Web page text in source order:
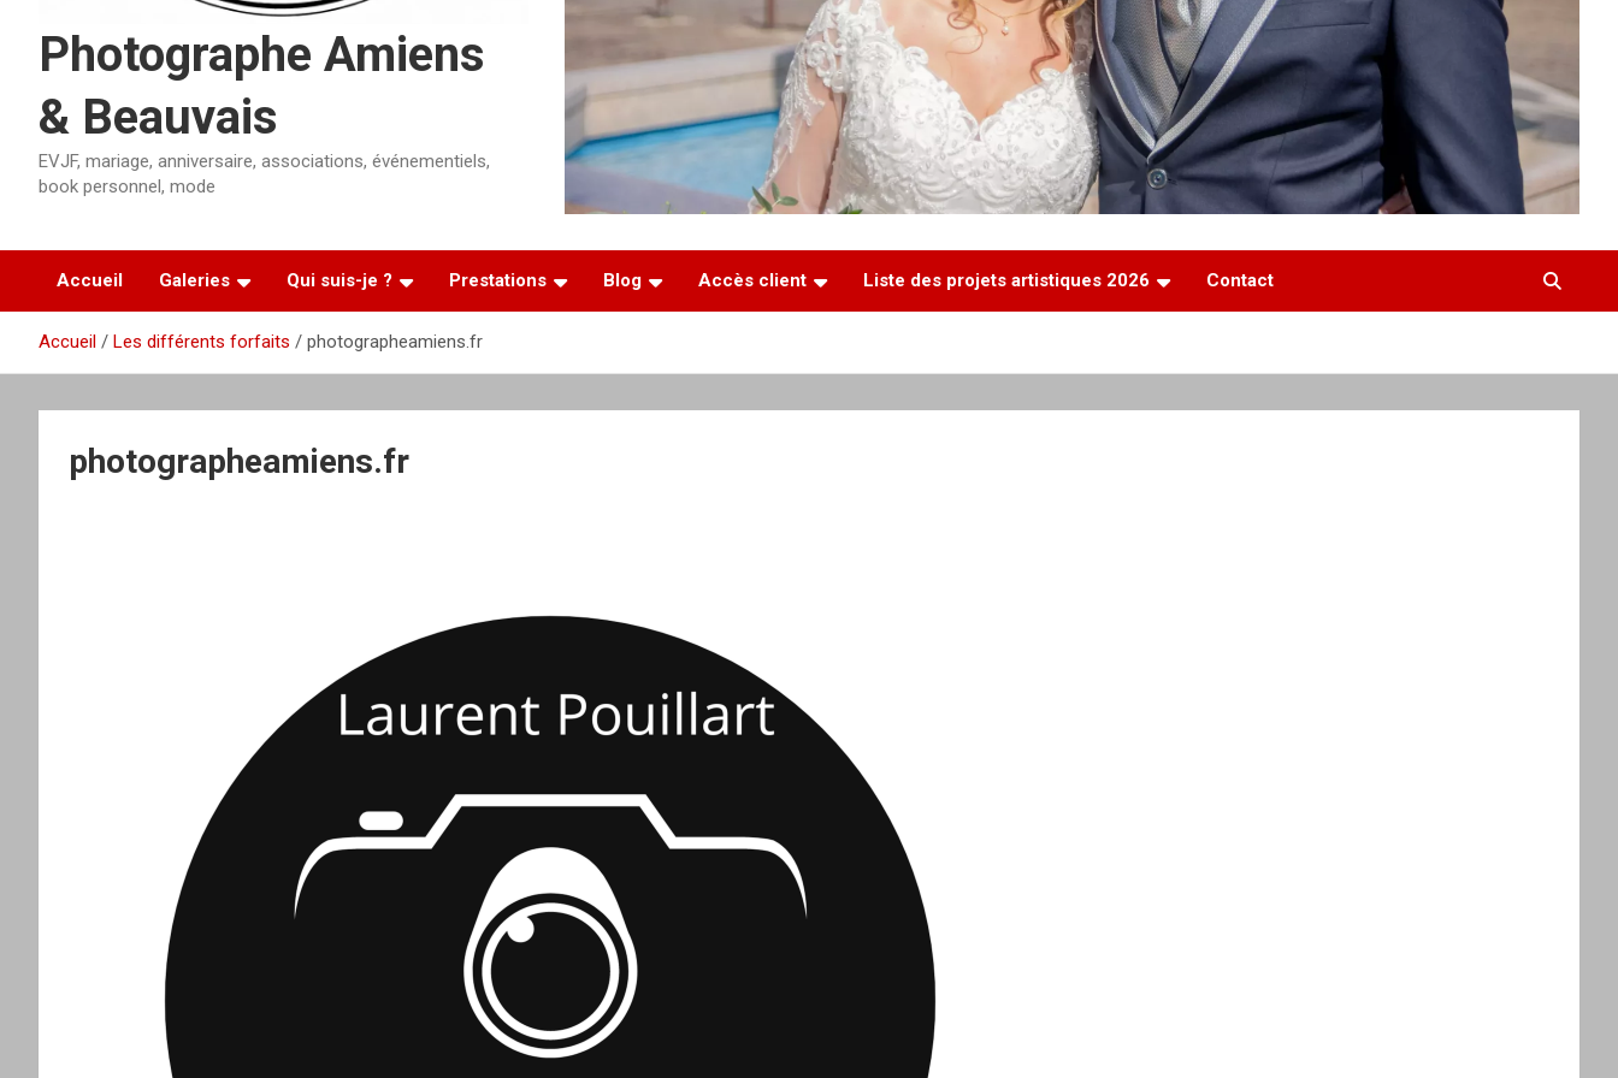
Photographe Amiens
& Beauvais
EVJF, mariage, anniversaire, associations, événementiels,
book personnel, mode
Accueil Galeries Qui suis-je ? Prestations Blog Accès client Liste des projets artistiques 2026 Contact
Accueil Les différents forfaits photographeamiens.fr
photographeamiens.fr